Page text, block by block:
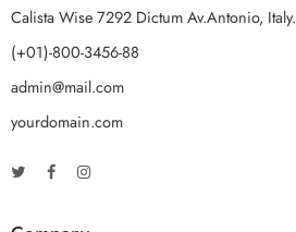
Calista Wise 7292 Dictum Av.Antonio, Italy.
(+01)-800-3456-88
admin@mail.com
yourdomain.com